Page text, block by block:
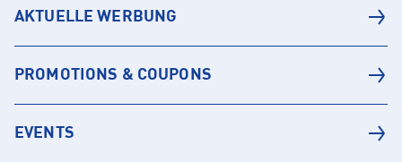
AKTUELLE WERBUNG
PROMOTIONS & COUPONS
EVENTS